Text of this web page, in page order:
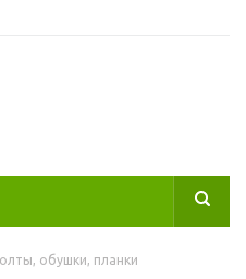
обушки, планки